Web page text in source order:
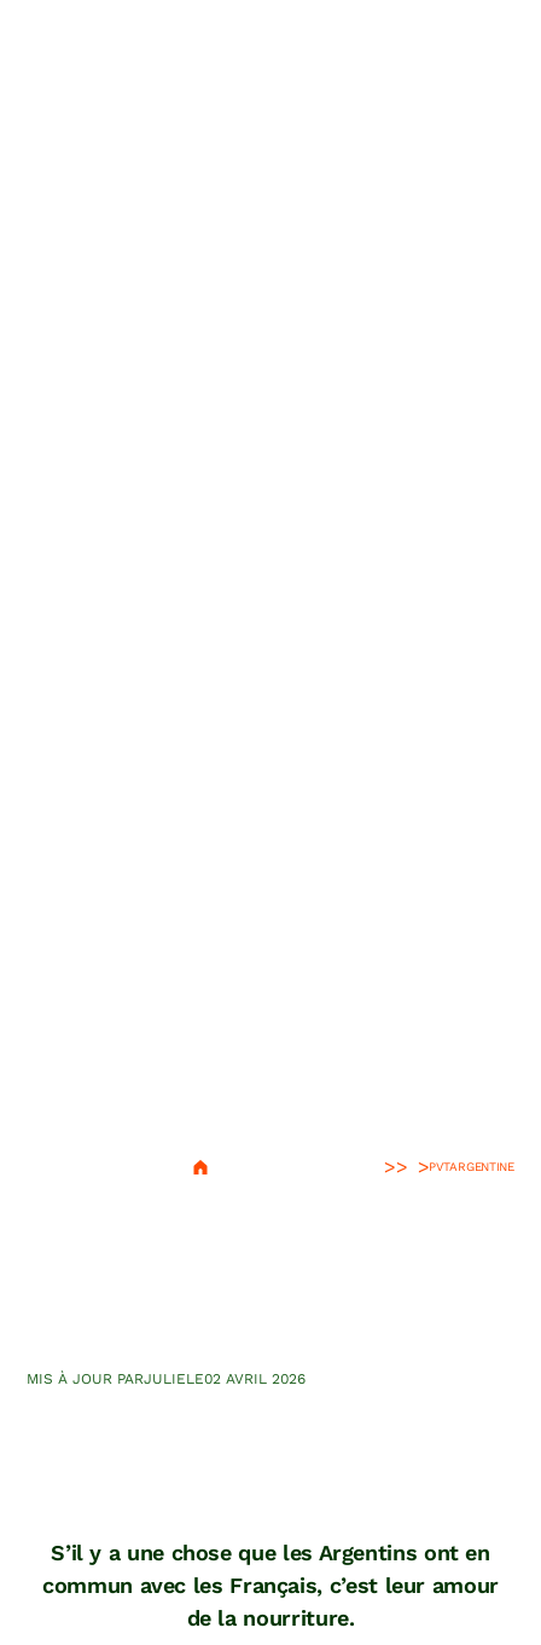
> PVTARGENTINE
MIS À JOUR PARJULIELE02 AVRIL 2026
S’il y a une chose que les Argentins ont en
commun avec les Français, c’est leur amour
de la nourriture.